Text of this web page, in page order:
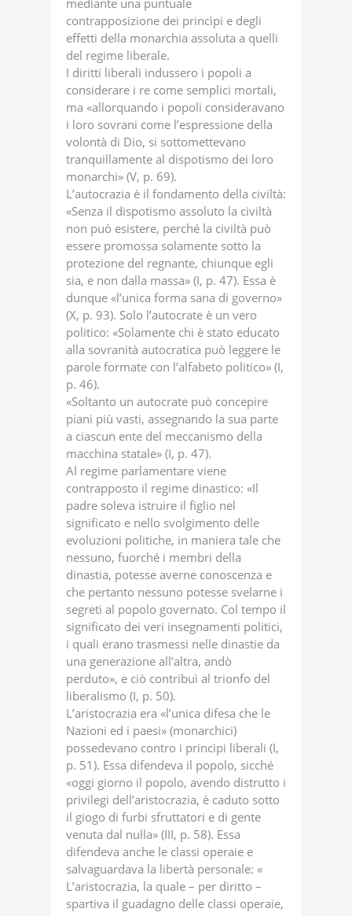
mediante una puntuale
contrapposizione dei princìpi e degli
effetti della monarchia assoluta a quelli
del regime liberale.
I diritti liberali indussero i popoli a
considerare i re come semplici mortali,
ma «allorquando i popoli consideravano
i loro sovrani come l’espressione della
volontà di Dio, si sottomettevano
tranquillamente al dispotismo dei loro
monarchi» (V, p. 69).
L’autocrazia è il fondamento della civiltà:
«Senza il dispotismo assoluto la civiltà
non può esistere, perché la civiltà può
essere promossa solamente sotto la
protezione del regnante, chiunque egli
sia, e non dalla massa» (I, p. 47). Essa è
dunque «l’unica forma sana di governo»
(X, p. 93). Solo l’autocrate è un vero
politico: «Solamente chi è stato educato
alla sovranità autocratica può leggere le
parole formate con l’alfabeto politico» (I,
p. 46).
«Soltanto un autocrate può concepire
piani più vasti, assegnando la sua parte
a ciascun ente del meccanismo della
macchina statale» (I, p. 47).
Al regime parlamentare viene
contrapposto il regime dinastico: «Il
padre soleva istruire il figlio nel
significato e nello svolgimento delle
evoluzioni politiche, in maniera tale che
nessuno, fuorché i membri della
dinastia, potesse averne conoscenza e
che pertanto nessuno potesse svelarne i
segreti al popolo governato. Col tempo il
significato dei veri insegnamenti politici,
i quali erano trasmessi nelle dinastie da
una generazione all’altra, andò
perduto», e ciò contribuì al trionfo del
liberalismo (I, p. 50).
L’aristocrazia era «l’unica difesa che le
Nazioni ed i paesi» (monarchici)
possedevano contro i princìpi liberali (I,
p. 51). Essa difendeva il popolo, sicché
«oggi giorno il popolo, avendo distrutto i
privilegi dell’aristocrazia, è caduto sotto
il giogo di furbi sfruttatori e di gente
venuta dal nulla» (III, p. 58). Essa
difendeva anche le classi operaie e
salvaguardava la libertà personale: «
L’aristocrazia, la quale – per diritto –
spartiva il guadagno delle classi operaie,